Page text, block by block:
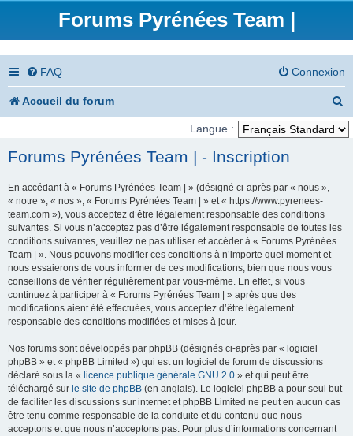
Forums Pyrénées Team |
FAQ Connexion
Accueil du forum
e
h
Langue :
Forums Pyrénées Team | - Inscription
En accédant à « Forums Pyrénées Team | » (désigné ci-après par « nous »,
« notre », « nos », « Forums Pyrénées Team | » et « https://www.pyrenees-
team.com »), vous acceptez d’être légalement responsable des conditions
suivantes. Si vous n’acceptez pas d’être légalement responsable de toutes les
conditions suivantes, veuillez ne pas utiliser et accéder à « Forums Pyrénées
Team | ». Nous pouvons modifier ces conditions à n’importe quel moment et
nous essaierons de vous informer de ces modifications, bien que nous vous
conseillons de vérifier régulièrement par vous-même. En effet, si vous
continuez à participer à « Forums Pyrénées Team | » après que des
modifications aient été effectuées, vous acceptez d’être légalement
responsable des conditions modifiées et mises à jour.
Nos forums sont développés par phpBB (désignés ci-après par « logiciel
phpBB » et « phpBB Limited ») qui est un logiciel de forum de discussions
déclaré sous la « licence publique générale GNU 2.0 » et qui peut être
téléchargé sur le site de phpBB (en anglais). Le logiciel phpBB a pour seul but
de faciliter les discussions sur internet et phpBB Limited ne peut en aucun cas
être tenu comme responsable de la conduite et du contenu que nous
acceptons et que nous n’acceptons pas. Pour plus d’informations concernant